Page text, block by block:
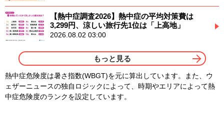
【熱中症調査2026】熱中症の平均対策費は
3,299円、涼しい旅行先1位は「上高地」
2026.08.02 03:00
もっと見る
熱中症危険度は暑さ指数(WBGT)を元に算出しています。また、ウ
ェザーニュースの独自ロジックによって、時期やエリアによって熱
中症危険度のランクを設定しています。